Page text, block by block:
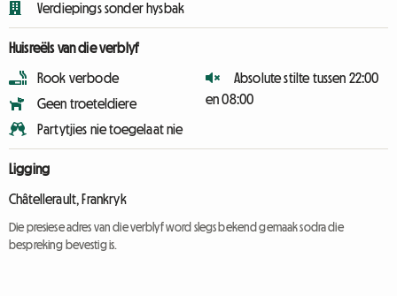
Verdiepings sonder hysbak
Huisreëls van die verblyf
Rook verbode
Geen troeteldiere
Partytjies nie toegelaat nie
Absolute stilte tussen 22:00
en 08:00
Ligging
Châtellerault, Frankryk
Die presiese adres van die verblyf word slegs bekend gemaak sodra die
bespreking bevestig is.